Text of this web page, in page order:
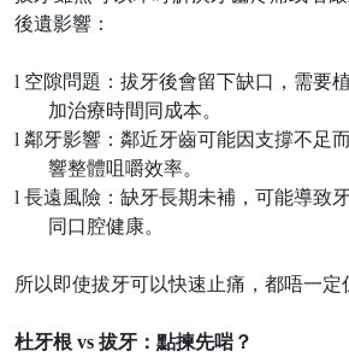
後遺影響：
l 空隙問題：拔牙後會留下缺口，需要
加治療時間同成本。
l 鄰牙影響：鄰近牙齒可能因支撐不足
響整體咀嚼效率。
l 長遠風險：缺牙長期未補，可能導致
同口腔健康。
所以即使拔牙可以快速止痛，都唔一定
杜牙根 vs 拔牙：點揀先啱？